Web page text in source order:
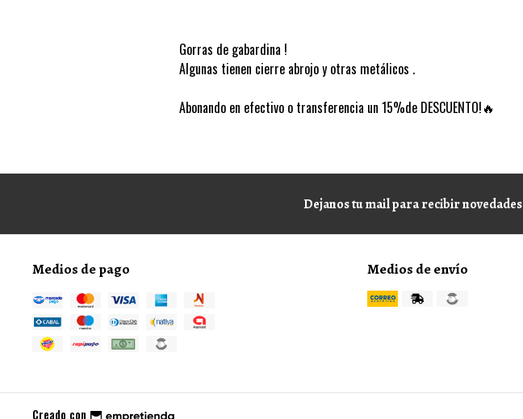
Gorras de gabardina !
Algunas tienen cierre abrojo y otras metálicos .
Abonando en efectivo o transferencia un 15%de DESCUENTO!🔥
Dejanos tu mail para recibir novedades
Medios de pago Medios de envío
Creado con